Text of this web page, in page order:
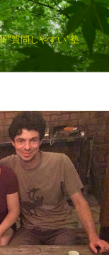
"質問しやすい"塾